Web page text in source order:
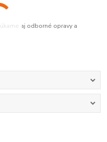
aj odborné opravy a